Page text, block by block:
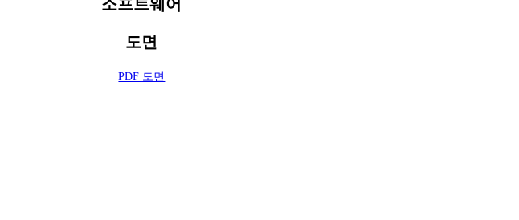
소프트웨어
도면
PDF 도면